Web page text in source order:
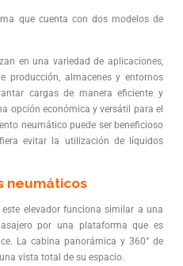
que cuenta con dos modelos de
en una variedad de aplicaciones,
producción, almacenes y entornos
cargas de manera eficiente y
opción económica y versátil para el
neumático puede ser beneficioso
evitar la utilización de líquidos
neumáticos
elevador funciona similar a una
por una plataforma que es
La cabina panorámica y 360° de
vista total de su espacio.